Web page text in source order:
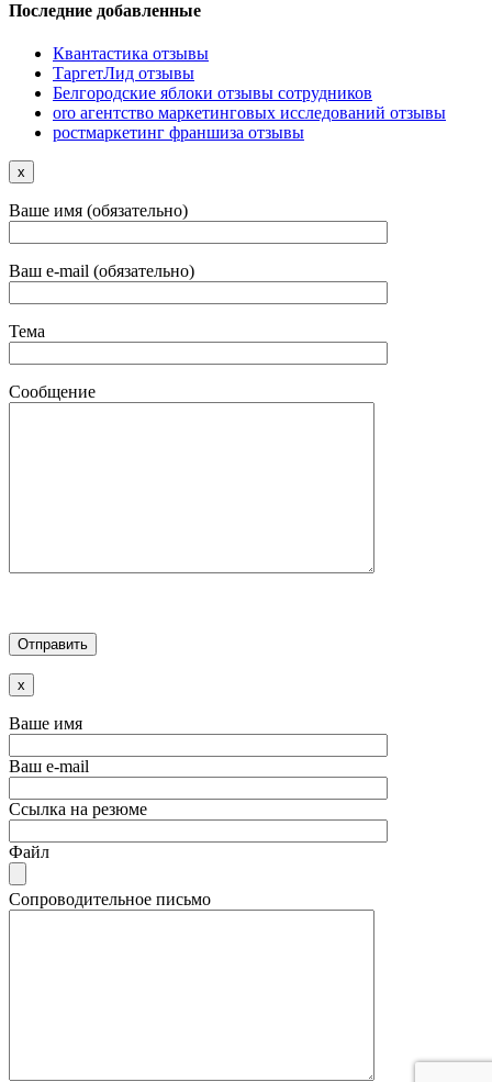
Последние добавленные
Квантастика отзывы
ТаргетЛид отзывы
Белгородские яблоки отзывы сотрудников
oro агентство маркетинговых исследований отзывы
ростмаркетинг франшиза отзывы
x
Ваше имя (обязательно)
Ваш e-mail (обязательно)
Тема
Сообщение
x
Ваше имя
Ваш e-mail
Ссылка на резюме
Файл
Сопроводительное письмо